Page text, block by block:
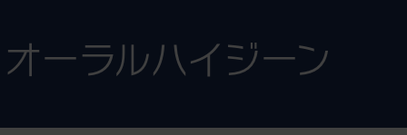
オーラルハイジーン